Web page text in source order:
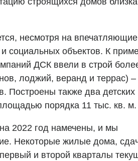
несмотря на впечатляющие
социальных объектов. К
ДСК ввели в строй
лоджий, веранд и террас) –
Построены также два детских
порядка 11 тыс. кв. м.
2022 год намечены, и мы
Некоторые жилые дома,
и второй кварталы